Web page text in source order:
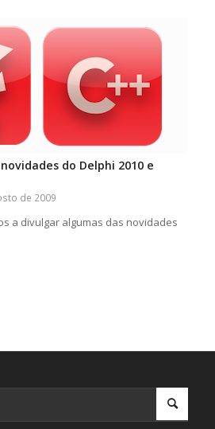
do Delphi 2010 e
de 2009
a divulgar algumas das novidades